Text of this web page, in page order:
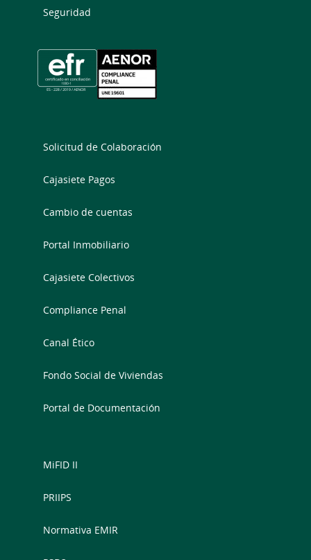
Seguridad
Solicitud de Colaboración
Cajasiete Pagos
Cambio de cuentas
Portal Inmobiliario
Cajasiete Colectivos
Compliance Penal
Canal Ético
Fondo Social de Viviendas
Portal de Documentación
MiFID II
PRIIPS
Normativa EMIR